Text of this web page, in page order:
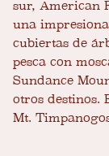
sur, American
una
cubiertas de
pesca con
Sundance
otros destinos.
Mt.